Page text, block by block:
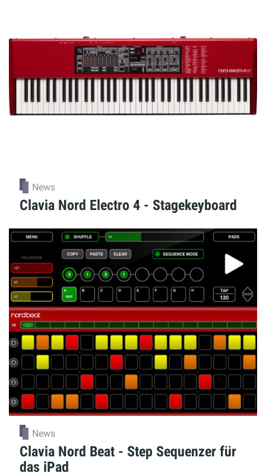
News
Clavia Nord Electro 4 - Stagekeyboard
News
Clavia Nord Beat - Step Sequenzer für
das iPad